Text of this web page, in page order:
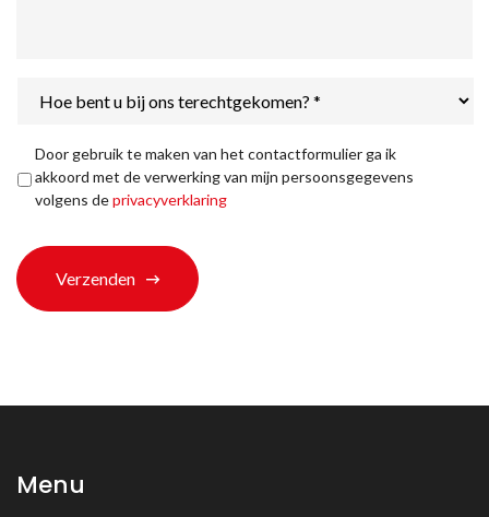
bent
ons
terechtgekomen?
Privacyverklaring *
Door gebruik te maken van het contactformulier ga ik
akkoord met de verwerking van mijn persoonsgegevens
volgens deprivacyverklaring
Verzenden
Menu